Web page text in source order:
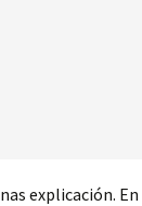
explicación. En